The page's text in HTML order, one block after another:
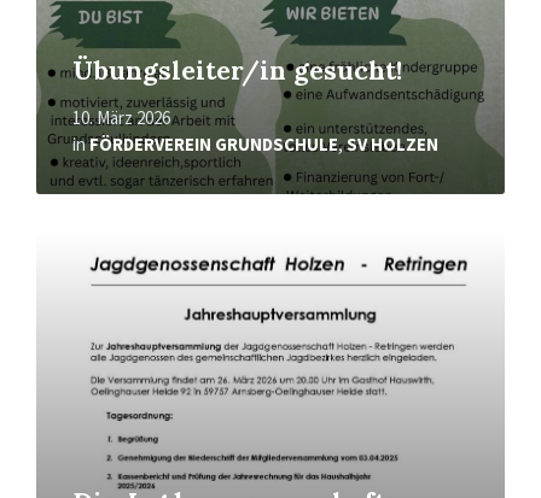
Übungsleiter/in gesucht!
10. März 2026
inFÖRDERVEREIN GRUNDSCHULE,SV HOLZEN
erfahren